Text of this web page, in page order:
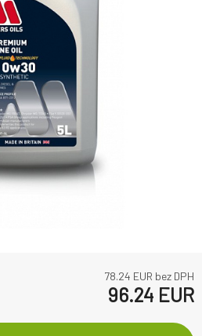
78.24 EUR bez DPH
96.24 EUR